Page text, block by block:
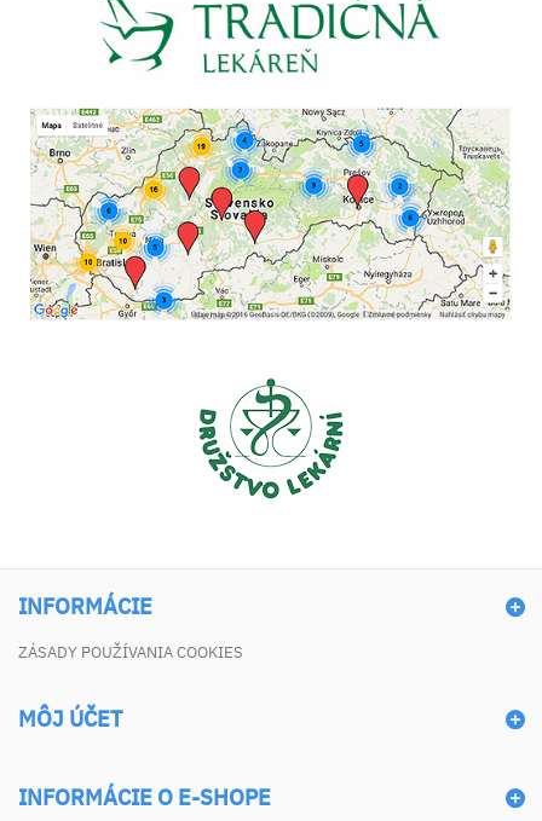
INFORMÁCIE
ZÁSADY POUŽÍVANIA COOKIES
MÔJ ÚČET
INFORMÁCIE O E-SHOPE